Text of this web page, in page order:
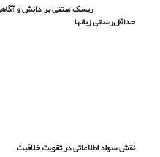
ریسک مبتنی بر دانش و
حداقل‌رسانی زیانها
نقش سواد اطلاعاتی در تقویت خلاقیت